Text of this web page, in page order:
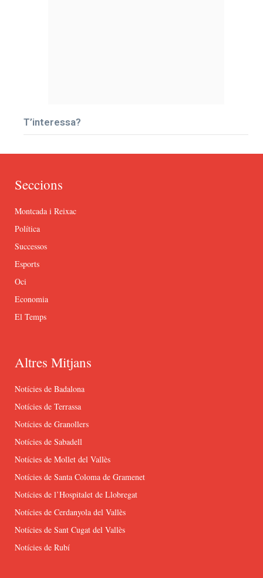
T’interessa?
Seccions
Montcada i Reixac
Política
Successos
Esports
Oci
Economia
El Temps
Altres Mitjans
Notícies de Badalona
Notícies de Terrassa
Notícies de Granollers
Notícies de Sabadell
Notícies de Mollet del Vallès
Notícies de Santa Coloma de Gramenet
Notícies de l’Hospitalet de Llobregat
Notícies de Cerdanyola del Vallès
Notícies de Sant Cugat del Vallès
Notícies de Rubí